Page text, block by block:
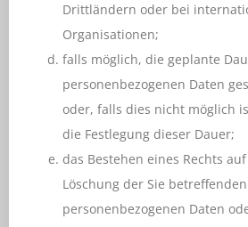
Drittländern oder bei
Organisationen;
falls möglich, die geplante
personenbezogenen Daten
oder, falls dies nicht möglich
die Festlegung dieser Dauer;
das Bestehen eines Rechts
Löschung der Sie betreffenden
personenbezogenen Daten